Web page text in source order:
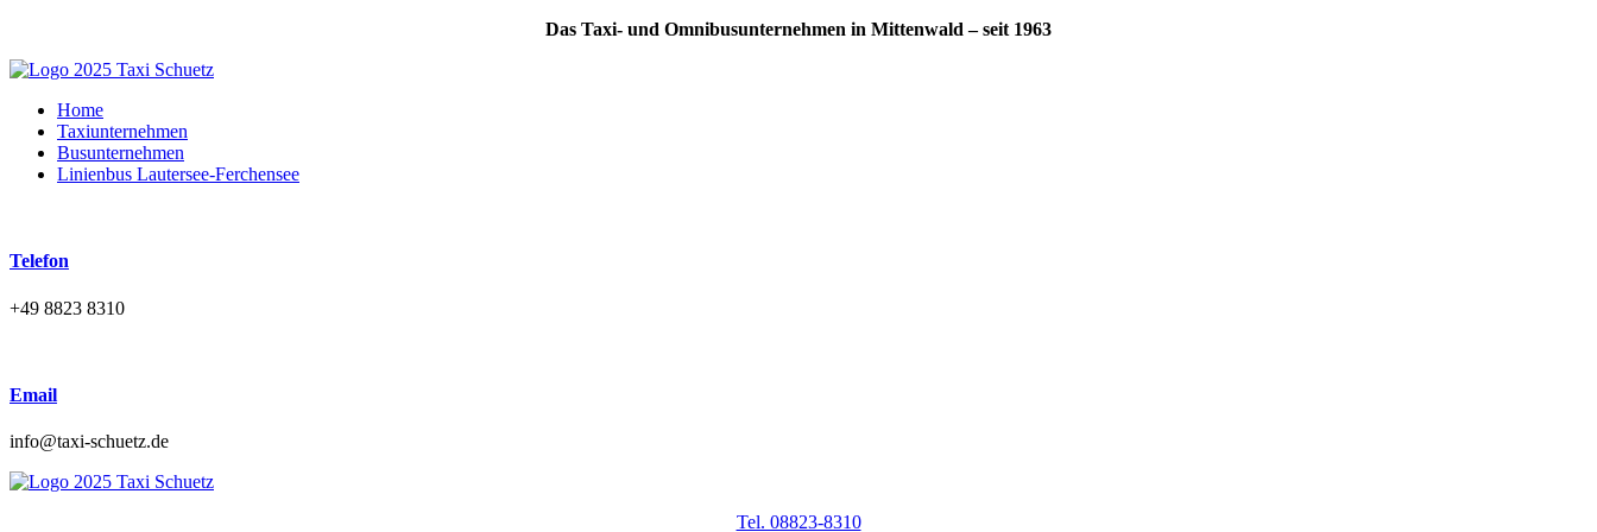
Das Taxi- und Omnibusunternehmen in Mittenwald – seit 1963
Home
Taxiunternehmen
Busunternehmen
Linienbus Lautersee-Ferchensee
Telefon
+49 8823 8310
Email
ed.zteuhcs-ixat@ofni
Tel. 08823-8310